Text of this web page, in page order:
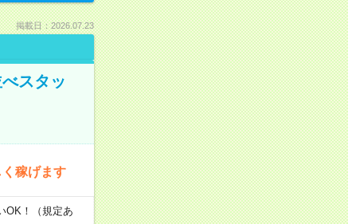
掲載日：2026.07.23
スタッ
稼げます
OK！（規定あ